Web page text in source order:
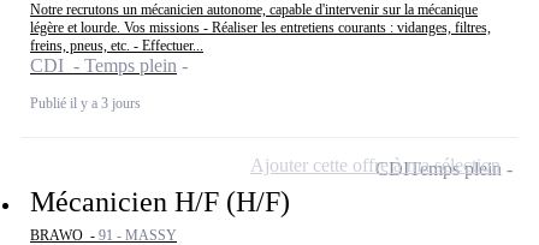
Notre recrutons un mécanicien autonome, capable d'intervenir sur la mécanique
légère et lourde. Vos missions - Réaliser les entretiens courants : vidanges, filtres,
freins, pneus, etc. - Effectuer...
CDI - Temps plein
Publié il y a 3 jours
Mécanicien H/F (H/F)
BRAWO - 91 - MASSY
CDITemps plein
Ajouter cette offre à ma sélection